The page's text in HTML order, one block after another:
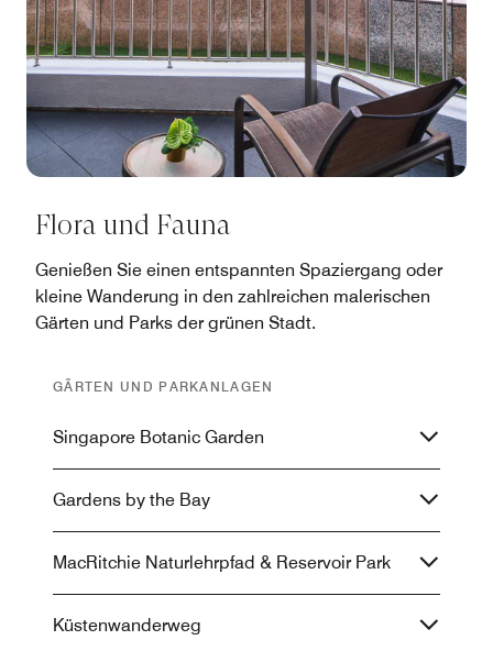
Flora und Fauna
Genießen Sie einen entspannten Spaziergang oder
kleine Wanderung in den zahlreichen malerischen
Gärten und Parks der grünen Stadt.
GÄRTEN UND PARKANLAGEN
Singapore Botanic Garden
Gardens by the Bay
MacRitchie Naturlehrpfad & Reservoir Park
Küstenwanderweg